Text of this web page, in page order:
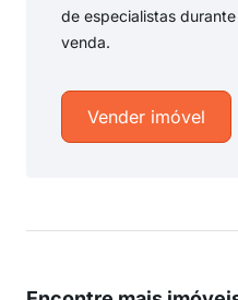
de especialistas
venda.
Vender imóvel